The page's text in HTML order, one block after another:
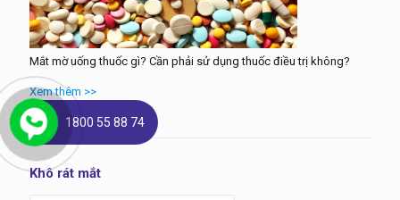
Mắt mờ uống thuốc gì? Cần phải sử dụng thuốc điều trị không?
Xem thêm >>
Khô rát mắt
1800 55 88 74